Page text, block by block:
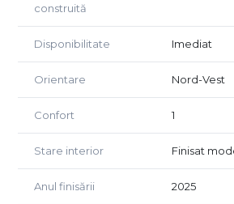
construită
Disponibilitate Imediat
Orientare Nord-Vest
Confort 1
Stare interior Finisat
Anul finisării 2025